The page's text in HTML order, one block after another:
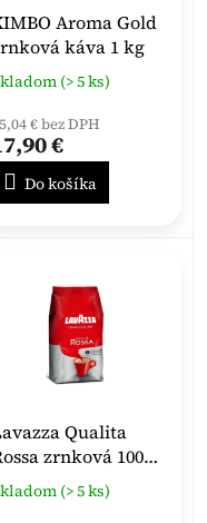
Aroma Gold
káva 1 kg
(> 5 ks)
€ bez DPH
€
Do košíka
Qualita
zrnková 1000
(> 5 ks)